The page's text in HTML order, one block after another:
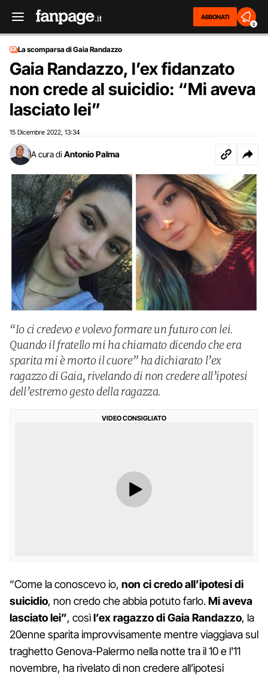
ABBONATI
2
La scomparsa di Gaia Randazzo
Gaia Randazzo, l’ex fidanzato
non crede al suicidio: “Mi aveva
lasciato lei”
15 Dicembre 2022 13:34
A cura di Antonio Palma
“Io ci credevo e volevo formare un futuro con lei.
Quando il fratello mi ha chiamato dicendo che era
sparita mi è morto il cuore” ha dichiarato l’ex
ragazzo di Gaia, rivelando di non credere all’ipotesi
dell’estremo gesto della ragazza.
VIDEO CONSIGLIATO
“Come la conoscevo io, non ci credo all’ipotesi di
suicidio, non credo che abbia potuto farlo.Mi aveva
lasciato lei”, cosìl’ex ragazzo di Gaia Randazzo, la
20enne sparita improvvisamente mentre viaggiava sul
traghetto Genova-Palermo nella notte tra il 10 e l'11
novembre, ha rivelato di non credere all’ipotesi